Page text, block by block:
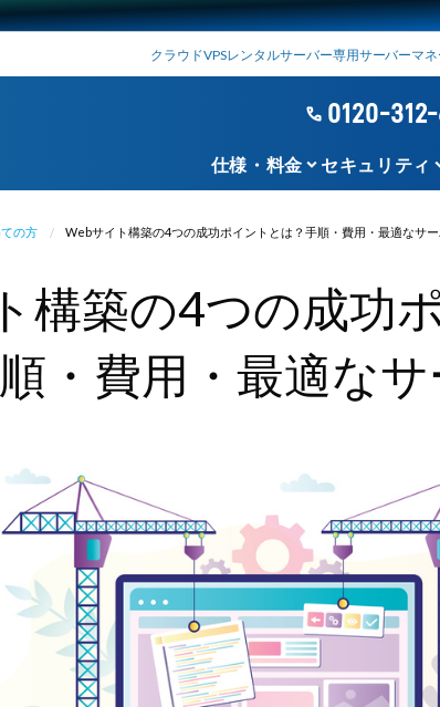
クラウドVPSレンタルサーバー専用サーバーマ
phone 0120-
仕様・料金 keyboard_arrow_down セキュリティ
の方 Webサイト構築の4つの成功ポイントとは？手順・費用・最適なサ
構築の4つの成功
・費用・最適な